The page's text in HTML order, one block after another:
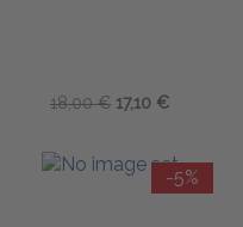
18,00 € 17,10 €
-5%